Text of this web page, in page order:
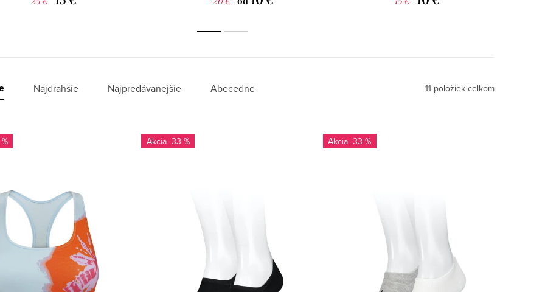
Najdrahšie Najpredávanejšie Abecedne 11 položiek celkom
-33 % -33 %